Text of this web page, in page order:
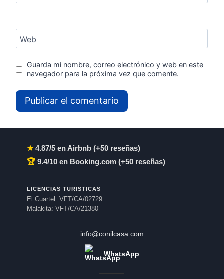
Web
Guarda mi nombre, correo electrónico y web en este
navegador para la próxima vez que comente.
★4.87/5 en Airbnb (+50 reseñas)
🏆 9.4/10 en Booking.com (+50 reseñas)
LICENCIAS TURISTICAS
El Cuartel: VFT/CA/02729
Malakita: VFT/CA/21380
info@conilcasa.com
WhatsApp